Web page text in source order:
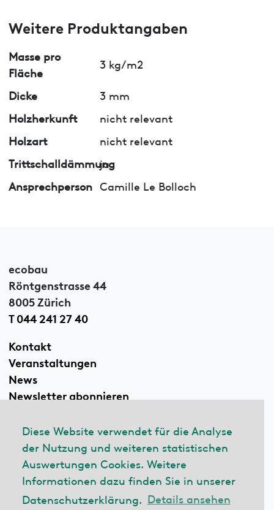
Diese Website verwendet für die Analyse
der Nutzung und weiteren statistischen
Auswertungen Cookies. Weitere
Informationen dazu finden Sie in unserer
Datenschutzerklärung. Details ansehen
Weitere Produktangaben
Masse pro
Fläche
3 kg/m2
Dicke
3 mm
Holzherkunft
nicht relevant
Holzart
nicht relevant
Trittschalldämmung
ja
Ansprechperson Camille Le Bolloch
ecobau
Röntgenstrasse 44
8005 Zürich
T 044 241 27 40
Kontakt
Veranstaltungen
News
Newsletter abonnieren
Linkedin
© 2026 ecobau